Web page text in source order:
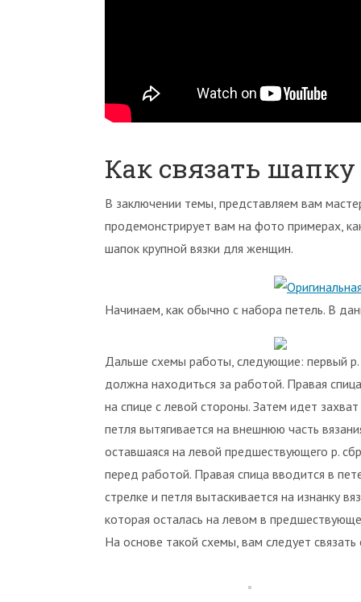
Как связать
В заключении темы, представляем вам
продемонстрирует вам на фото примерах,
шапок крупной вязки для женщин.
Начинаем, как обычно с набора петель. В
Дальше схемы работы, следующие: первый р.
должна находиться за работой. Правая
на спице с левой стороны. Затем идет
петля вытягивается на внешнюю часть
оставшаяся на левой предшествующего р.
перед работой. Правая спица вводится в
стрелке и петля вытаскивается на изнанку
которая осталась на левом в
На основе такой схемы, вам следует